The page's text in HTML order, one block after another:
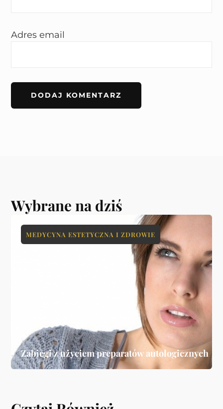
Adres email
Wybrane na dziś
Zabiegi z użyciem preparatów autologicznych
MEDYCYNA ESTETYCZNA I ZDROWIE